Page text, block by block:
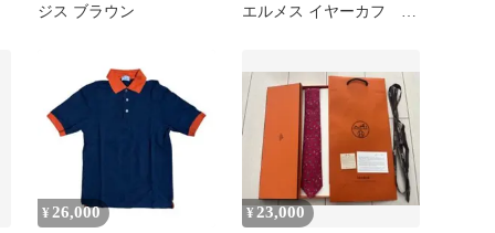
ジス ブラウン
エルメス イヤーカフ オ
¥ 26,000 ¥ 23,000